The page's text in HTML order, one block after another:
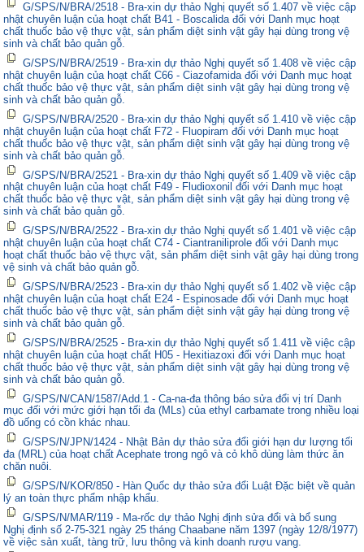
G/SPS/N/BRA/2518 - Bra-xin dự thảo Nghị quyết số 1.407 về việc cập
nhật chuyên luận của hoạt chất B41 - Boscalida đối với Danh mục hoạt
chất thuốc bảo vệ thực vật, sản phẩm diệt sinh vật gây hại dùng trong vệ
sinh và chất bảo quản gỗ.
G/SPS/N/BRA/2519 - Bra-xin dự thảo Nghị quyết số 1.408 về việc cập
nhật chuyên luận của hoạt chất C66 - Ciazofamida đối với Danh mục hoạt
chất thuốc bảo vệ thực vật, sản phẩm diệt sinh vật gây hại dùng trong vệ
sinh và chất bảo quản gỗ.
G/SPS/N/BRA/2520 - Bra-xin dự thảo Nghị quyết số 1.410 về việc cập
nhật chuyên luận của hoạt chất F72 - Fluopiram đối với Danh mục hoạt
chất thuốc bảo vệ thực vật, sản phẩm diệt sinh vật gây hại dùng trong vệ
sinh và chất bảo quản gỗ.
G/SPS/N/BRA/2521 - Bra-xin dự thảo Nghị quyết số 1.409 về việc cập
nhật chuyên luận của hoạt chất F49 - Fludioxonil đối với Danh mục hoạt
chất thuốc bảo vệ thực vật, sản phẩm diệt sinh vật gây hại dùng trong vệ
sinh và chất bảo quản gỗ.
G/SPS/N/BRA/2522 - Bra-xin dự thảo Nghị quyết số 1.401 về việc cập
nhật chuyên luận của hoạt chất C74 - Ciantraniliprole đối với Danh mục
hoạt chất thuốc bảo vệ thực vật, sản phẩm diệt sinh vật gây hại dùng trong
vệ sinh và chất bảo quản gỗ.
G/SPS/N/BRA/2523 - Bra-xin dự thảo Nghị quyết số 1.402 về việc cập
nhật chuyên luận của hoạt chất E24 - Espinosade đối với Danh mục hoạt
chất thuốc bảo vệ thực vật, sản phẩm diệt sinh vật gây hại dùng trong vệ
sinh và chất bảo quản gỗ.
G/SPS/N/BRA/2525 - Bra-xin dự thảo Nghị quyết số 1.411 về việc cập
nhật chuyên luận của hoạt chất H05 - Hexitiazoxi đối với Danh mục hoạt
chất thuốc bảo vệ thực vật, sản phẩm diệt sinh vật gây hại dùng trong vệ
sinh và chất bảo quản gỗ.
G/SPS/N/CAN/1587/Add.1 - Ca-na-đa thông báo sửa đổi vị trí Danh
mục đối với mức giới hạn tối đa (MLs) của ethyl carbamate trong nhiều loại
đồ uống có cồn khác nhau.
G/SPS/N/JPN/1424 - Nhật Bản dự thảo sửa đổi giới hạn dư lượng tối
đa (MRL) của hoạt chất Acephate trong ngô và cỏ khô dùng làm thức ăn
chăn nuôi.
G/SPS/N/KOR/850 - Hàn Quốc dự thảo sửa đổi Luật Đặc biệt về quản
lý an toàn thực phẩm nhập khẩu.
G/SPS/N/MAR/119 - Ma-rốc dự thảo Nghị định sửa đổi và bổ sung
Nghị định số 2-75-321 ngày 25 tháng Chaabane năm 1397 (ngày 12/8/1977)
về việc sản xuất, tàng trữ, lưu thông và kinh doanh rượu vang.